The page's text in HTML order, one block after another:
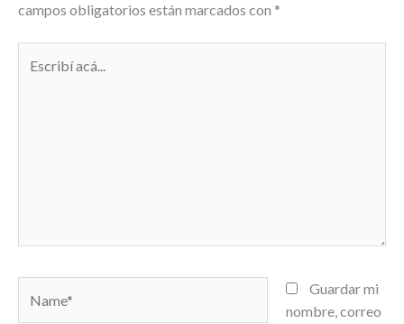
campos obligatorios están marcados con *
acá...
Guardar mi
nombre, correo